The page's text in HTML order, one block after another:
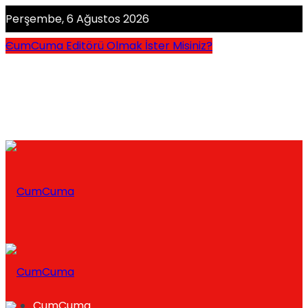
Perşembe, 6 Ağustos 2026
CumCuma Editörü Olmak İster Misiniz?